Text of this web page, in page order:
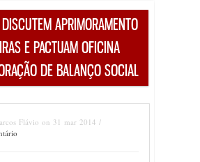
APRIMORAMENTO
E PACTUAM OFICINA
DE BALANÇO SOCIAL
Flávio on 31 mar 2014 /